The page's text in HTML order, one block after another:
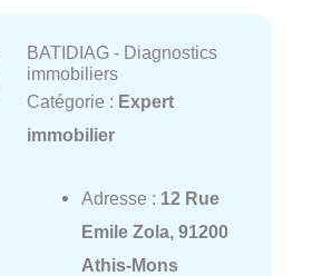
BATIDIAG - Diagnostics
immobiliers
Catégorie : Expert
immobilier
Adresse : 12 Rue
Emile Zola, 91200
Athis-Mons